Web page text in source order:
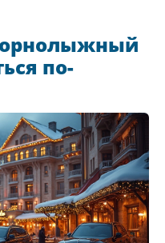
Полезные советы
по рекам
по-